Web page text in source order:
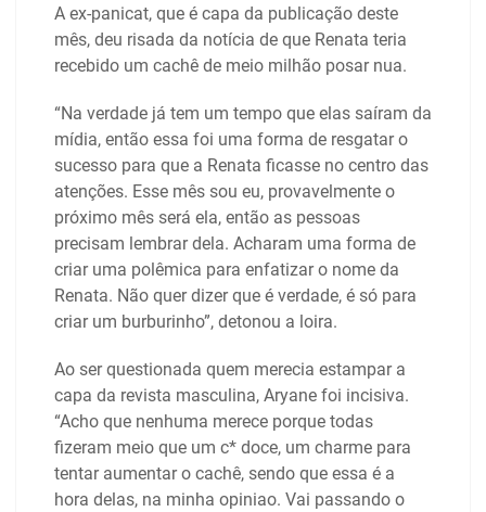
A ex-panicat, que é capa da publicação deste
mês, deu risada da notícia de que Renata teria
recebido um cachê de meio milhão posar nua.
“Na verdade já tem um tempo que elas saíram da
mídia, então essa foi uma forma de resgatar o
sucesso para que a Renata ficasse no centro das
atenções. Esse mês sou eu, provavelmente o
próximo mês será ela, então as pessoas
precisam lembrar dela. Acharam uma forma de
criar uma polêmica para enfatizar o nome da
Renata. Não quer dizer que é verdade, é só para
criar um burburinho”, detonou a loira.
Ao ser questionada quem merecia estampar a
capa da revista masculina, Aryane foi incisiva.
“Acho que nenhuma merece porque todas
fizeram meio que um c* doce, um charme para
tentar aumentar o cachê, sendo que essa é a
hora delas, na minha opiniao. Vai passando o